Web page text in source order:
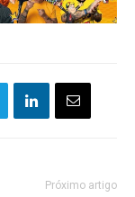
Próximo artigo